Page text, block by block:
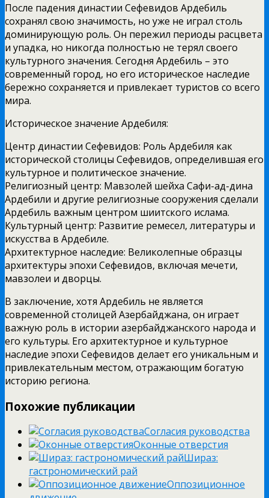
После падения династии Сефевидов Ардебиль
сохранял свою значимость, но уже не играл столь
доминирующую роль. Он пережил периоды расцвета
и упадка, но никогда полностью не терял своего
культурного значения. Сегодня Ардебиль – это
современный город, но его историческое наследие
бережно сохраняется и привлекает туристов со всего
мира.
Историческое значение Ардебиля:
Центр династии Сефевидов: Роль Ардебиля как
исторической столицы Сефевидов, определившая его
культурное и политическое значение.
Религиозный центр: Мавзолей шейха Сафи-ад-дина
Ардебили и другие религиозные сооружения сделали
Ардебиль важным центром шиитского ислама.
Культурный центр: Развитие ремесел, литературы и
искусства в Ардебиле.
Архитектурное наследие: Великолепные образцы
архитектуры эпохи Сефевидов, включая мечети,
мавзолеи и дворцы.
В заключение, хотя Ардебиль не является
современной столицей Азербайджана, он играет
важную роль в истории азербайджанского народа и
его культуры. Его архитектурное и культурное
наследие эпохи Сефевидов делает его уникальным и
привлекательным местом, отражающим богатую
историю региона.
Похожие публикации
Согласия руководства
Оконные отверстия
Шираз:
гастрономический рай
Оппозиционное